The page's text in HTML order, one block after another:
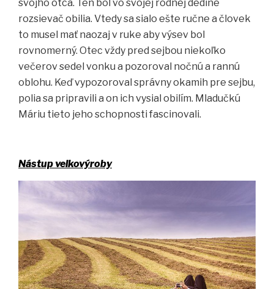
svojho otca. Ten bol vo svojej rodnej dedine
rozsievač obilia. Vtedy sa sialo ešte ručne a človek
to musel mať naozaj v ruke aby výsev bol
rovnomerný. Otec vždy pred sejbou niekoľko
večerov sedel vonku a pozoroval nočnú a rannú
oblohu. Keď vypozoroval správny okamih pre sejbu,
polia sa pripravili a on ich vysial obilím. Mladučkú
Máriu tieto jeho schopnosti fascinovali.
Nástup veľkovýroby